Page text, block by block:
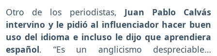
Otro de los periodistas, Juan Pablo Calvás
intervino y le pidió al influenciador hacer buen
uso del idioma e incluso le dijo que aprendiera
español. “Es un anglicismo despreciable…